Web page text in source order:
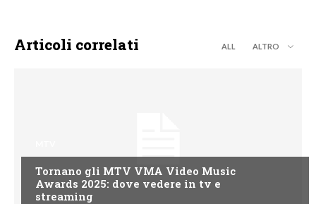
Articoli correlati ALL ALTRO
Tornano gli MTV VMA Video Music
Awards 2025: dove vedere in tv e
streaming